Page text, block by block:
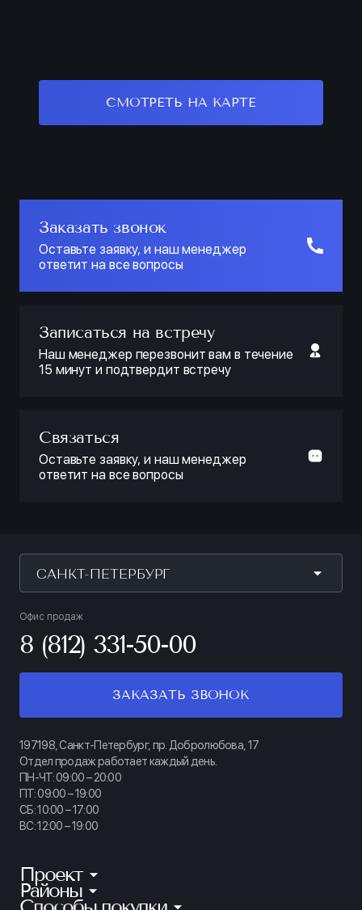
СМОТРЕТЬ НА КАРТЕ
Заказать звонок
Оставьте заявку, и наш менеджер
ответит на все вопросы
Записаться на встречу
Наш менеджер перезвонит вам в течение
15 минут и подтвердит встречу
Связаться
Оставьте заявку, и наш менеджер
ответит на все вопросы
САНКТ-ПЕТЕРБУРГ
Офис продаж
8 (812) 331-50-00
ЗАКАЗАТЬ ЗВОНОК
197198, Санкт-Петербург, пр. Добролюбова, 17
Отдел продаж работает каждый день.
ПН-ЧТ: 09:00 – 20:00
ПТ: 09:00 – 19:00
СБ: 10:00 – 17:00
ВС: 12:00 – 19:00
Проект
КИНОПАРК
Районы
Калининский